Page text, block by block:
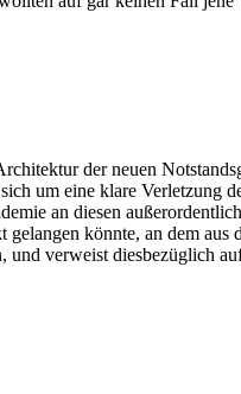
der neuen
um eine klare Verletzung
an diesen
könnte, an dem
verweist diesbezüglich